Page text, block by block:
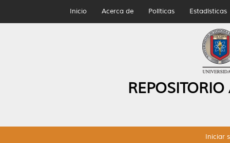
Inicio Acerca de Políticas Estadísticas
Iniciar